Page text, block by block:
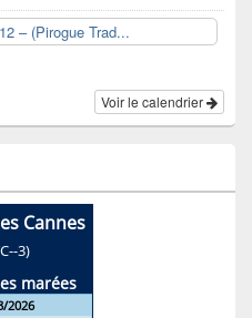
– (Pirogue Trad...
Voir le calendrier